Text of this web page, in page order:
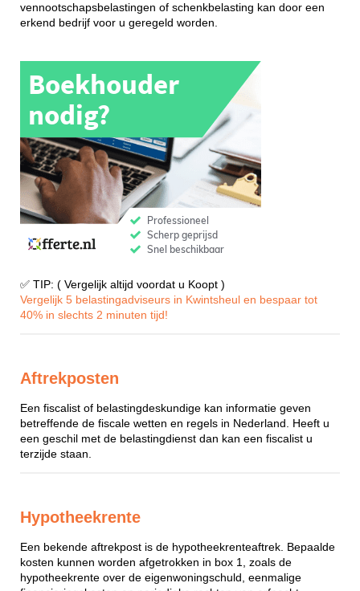
vennootschapsbelastingen of schenkbelasting kan door een
erkend bedrijf voor u geregeld worden.
✅ TIP: ( Vergelijk altijd voordat u Koopt )
Vergelijk 5 belastingadviseurs in Kwintsheul en bespaar tot
40% in slechts 2 minuten tijd!
Aftrekposten
Een fiscalist of belastingdeskundige kan informatie geven
betreffende de fiscale wetten en regels in Nederland. Heeft u
een geschil met de belastingdienst dan kan een fiscalist u
terzijde staan.
Hypotheekrente
Een bekende aftrekpost is de hypotheekrenteaftrek. Bepaalde
kosten kunnen worden afgetrokken in box 1, zoals de
hypotheekrente over de eigenwoningschuld, eenmalige